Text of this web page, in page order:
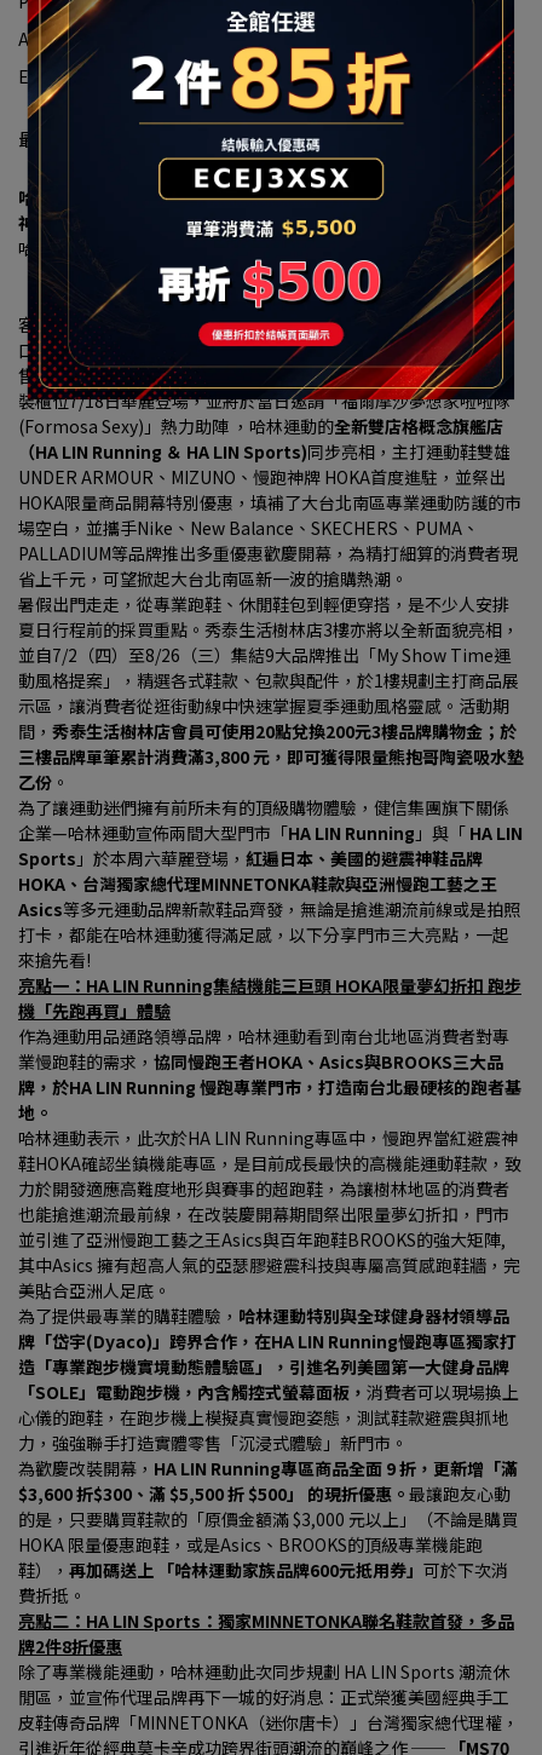
Adresse:新北市汐止區大同路一段239號16-1
Einheitliche Nummer:90322663
最新消息
哈林運動進駐秀泰生活樹林店 7/18盛大開幕 多重優惠現省上千元
神牌HOKA、UA、MIZUNO 首發登場
哈林運動獨家總代理傳奇潮鞋 MINNETONKA
「小籠包、珍珠奶茶」聯名神鞋限量開搶、再送限定配色鞋帶
【2026 年7月16日，台北訊】大台北南區的慢跑愛好者、運動穿搭
客與家庭消費者注意！看好新北樹林生活圈持續發展，以及居住人
口穩定成長帶動的消費需求，秀泰生活樹林店攜手台灣運動用品零
售通路領導品牌「哈林運動」（HA LIN），打造3F近300坪商場改
裝櫃位7/18日華麗登場，並將於當日邀請「福爾摩沙夢想家啦啦隊
(Formosa Sexy)」熱力助陣 ，哈林運動的全新雙店格概念旗艦店
（HA LIN Running ＆ HA LIN Sports)同步亮相，主打運動鞋雙雄
UNDER ARMOUR、MIZUNO、慢跑神牌 HOKA首度進駐，並祭出
HOKA限量商品開幕特別優惠，填補了大台北南區專業運動防護的市
場空白，並攜手Nike、New Balance、SKECHERS、PUMA、
PALLADIUM等品牌推出多重優惠歡慶開幕，為精打細算的消費者現
省上千元，可望掀起大台北南區新一波的搶購熱潮。
暑假出門走走，從專業跑鞋、休閒鞋包到輕便穿搭，是不少人安排
夏日行程前的採買重點。秀泰生活樹林店3樓亦將以全新面貌亮相，
並自7/2（四）至8/26（三）集結9大品牌推出「My Show Time運
動風格提案」，精選各式鞋款、包款與配件，於1樓規劃主打商品展
示區，讓消費者從逛街動線中快速掌握夏季運動風格靈感。活動期
間， 秀泰生活樹林店會員可使用20點兌換200元3樓品牌購物金；於
三樓品牌單筆累計消費滿3,800 元，即可獲得限量熊抱哥陶瓷吸水墊
乙份 。
為了讓運動迷們擁有前所未有的頂級購物體驗，健信集團旗下關係
企業—哈林運動宣佈兩間大型門市「HA LIN Running 」與「 HA LIN
Sports 」於本周六華麗登場， 紅遍日本、美國的避震神鞋品牌
HOKA、台灣獨家總代理MINNETONKA鞋款與亞洲慢跑工藝之王
Asics等多元運動品牌新款鞋品齊發，無論是搶進潮流前線或是拍照
打卡，都能在哈林運動獲得滿足感，以下分享門市三大亮點，一起
來搶先看!
亮點一：HA LIN Running集結機能三巨頭 HOKA限量夢幻折扣 跑步
機「先跑再買」體驗
作為運動用品通路領導品牌，哈林運動看到南台北地區消費者對專
業慢跑鞋的需求， 協同慢跑王者HOKA、Asics與BROOKS三大品
牌，於HA LIN Running 慢跑專業門市，打造南台北最硬核的跑者基
地。
哈林運動表示，此次於HA LIN Running專區中，慢跑界當紅避震神
鞋HOKA確認坐鎮機能專區，是目前成長最快的高機能運動鞋款，致
力於開發適應高難度地形與賽事的超跑鞋，為讓樹林地區的消費者
也能搶進潮流最前線，在改裝慶開幕期間祭出限量夢幻折扣，門市
並引進了亞洲慢跑工藝之王Asics與百年跑鞋BROOKS的強大矩陣,
其中Asics 擁有超高人氣的亞瑟膠避震科技與專屬高質感跑鞋牆，完
美貼合亞洲人足底。
為了提供最專業的購鞋體驗， 哈林運動特別與全球健身器材領導品
牌「岱宇(Dyaco)」跨界合作，在HA LIN Running慢跑專區獨家打
造「專業跑步機實境動態體驗區」，引進名列美國第一大健身品牌
「SOLE」電動跑步機，內含觸控式螢幕面板， 消費者可以現場換上
心儀的跑鞋，在跑步機上模擬真實慢跑姿態，測試鞋款避震與抓地
力，強強聯手打造實體零售「沉浸式體驗」新門市。
為歡慶改裝開幕， HA LIN Running專區商品全面 9 折，更新增「滿
$3,600 折$300、滿 $5,500 折 $500」 的現折優惠。 最讓跑友心動
的是，只要購買鞋款的「原價金額滿 $3,000 元以上」（不論是購買
HOKA 限量優惠跑鞋，或是Asics、BROOKS的頂級專業機能跑
鞋）， 再加碼送上 「哈林運動家族品牌600元抵用券」 可於下次消
費折抵。
亮點二：HA LIN Sports：獨家MINNETONKA聯名鞋款首發，多品
牌2件8折優惠
除了專業機能運動，哈林運動此次同步規劃 HA LIN Sports 潮流休
閒區，並宣佈代理品牌再下一城的好消息：正式榮獲美國經典手工
皮鞋傳奇品牌「MINNETONKA（迷你唐卡）」台灣獨家總代理權，
引進近年從經典莫卡辛成功跨界街頭潮流的巔峰之作 ── 「MS70